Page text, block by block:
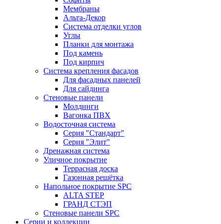
Мембраны
Альта-Декор
Система отделки углов
Углы
Планки для монтажа
Под камень
Под кирпич
Система крепления фасадов
Для фасадных панелей
Для сайдинга
Стеновые панели
Молдинги
Вагонка ПВХ
Водосточная система
Серия "Стандарт"
Серия "Элит"
Дренажная система
Уличное покрытие
Террасная доска
Газонная решётка
Напольное покрытие SPC
ALTA STEP
ГРАНД СТЭП
Стеновые панели SPC
Серии и коллекции